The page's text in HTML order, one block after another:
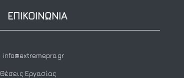
ΕΠΙΚΟΙΝΩΝΙΑ
info@extremepro.gr
Θέσεις Εργασίας